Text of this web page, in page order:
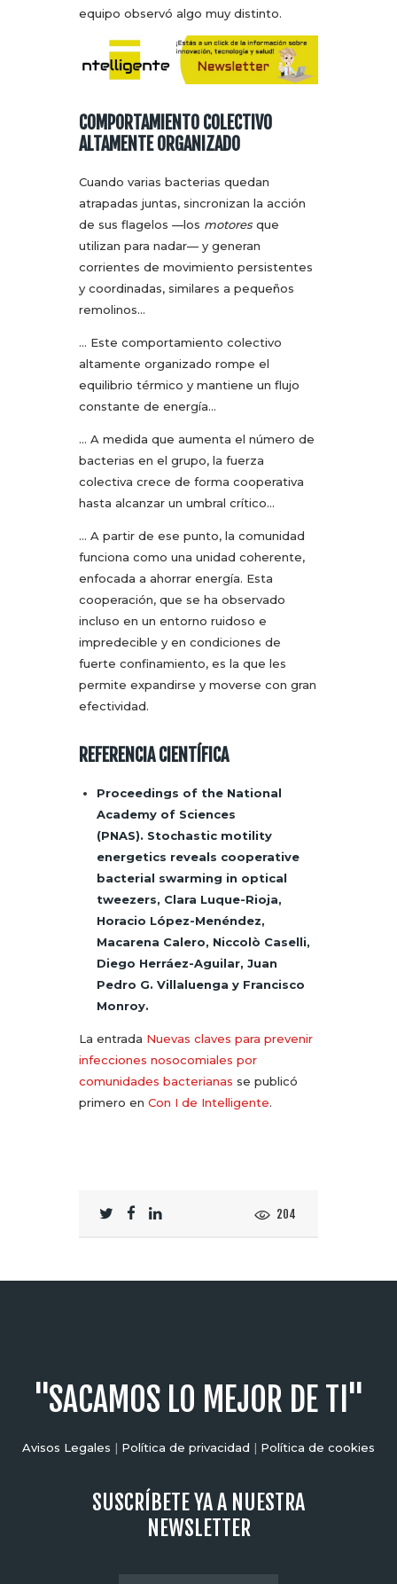
equipo observó algo muy distinto.
COMPORTAMIENTO COLECTIVO
ALTAMENTE ORGANIZADO
Cuando varias bacterias quedan
atrapadas juntas, sincronizan la acción
de sus flagelos —los motoresque
utilizan para nadar— y generan
corrientes de movimiento persistentes
y coordinadas, similares a pequeños
remolinos…
… Este comportamiento colectivo
altamente organizado rompe el
equilibrio térmico y mantiene un flujo
constante de energía…
… A medida que aumenta el número de
bacterias en el grupo, la fuerza
colectiva crece de forma cooperativa
hasta alcanzar un umbral crítico…
… A partir de ese punto, la comunidad
funciona como una unidad coherente,
enfocada a ahorrar energía. Esta
cooperación, que se ha observado
incluso en un entorno ruidoso e
impredecible y en condiciones de
fuerte confinamiento, es la que les
permite expandirse y moverse con gran
efectividad.
REFERENCIA CIENTÍFICA
Proceedings of the National
Academy of Sciences
(PNAS). Stochastic motility
energetics reveals cooperative
bacterial swarming in optical
tweezers, Clara Luque-Rioja,
Horacio López-Menéndez,
Macarena Calero, Niccolò Caselli,
Diego Herráez-Aguilar, Juan
Pedro G. Villaluenga y Francisco
Monroy.
La entrada Nuevas claves para prevenir
infecciones nosocomiales por
comunidades bacterianas se publicó
primero en Con I de Intelligente.
204
"SACAMOS LO MEJOR DE TI"
Avisos Legales | Política de privacidad | Política de cookies
SUSCRÍBETE YA A NUESTRA
NEWSLETTER